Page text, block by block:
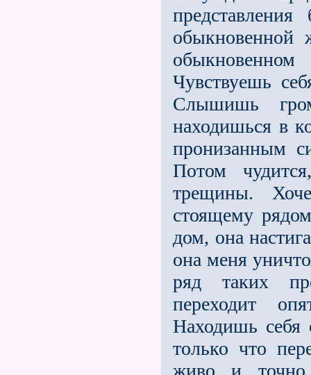
обыкновенной
Чувствуешь
Слышишь
находишься в
пронизанным
Потом
трещины.
стоящему
дом, она
она меня
ряд таких
переходит
Находишь себя
только что
живо и